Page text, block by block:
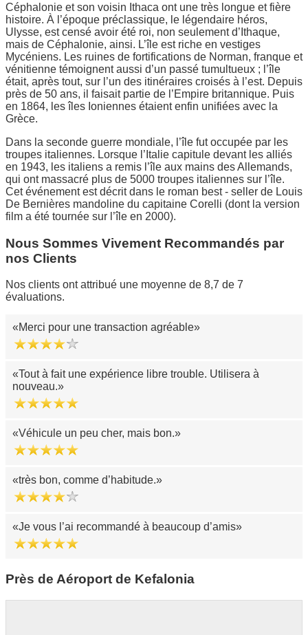
Céphalonie et son voisin Ithaca ont une très longue et fière
histoire. À l’époque préclassique, le légendaire héros,
Ulysse, est censé avoir été roi, non seulement d’Ithaque,
mais de Céphalonie, ainsi. L’île est riche en vestiges
Mycéniens. Les ruines de fortifications de Norman, franque et
vénitienne témoignent aussi d’un passé tumultueux ; l’île
était, après tout, sur l’un des itinéraires croisés à l’est. Depuis
près de 50 ans, il faisait partie de l’Empire britannique. Puis
en 1864, les îles Ioniennes étaient enfin unifiées avec la
Grèce.
Dans la seconde guerre mondiale, l’île fut occupée par les
troupes italiennes. Lorsque l’Italie capitule devant les alliés
en 1943, les italiens a remis l’île aux mains des Allemands,
qui ont massacré plus de 5000 troupes italiennes sur l’île.
Cet événement est décrit dans le roman best - seller de Louis
De Bernières mandoline du capitaine Corelli (dont la version
film a été tournée sur l’île en 2000).
Nous Sommes Vivement Recommandés par
nos Clients
Nos clients ont attribué une moyenne de 8,7 de 7
évaluations.
Merci pour une transaction agréable
Tout à fait une expérience libre trouble. Utilisera à
nouveau.
Véhicule un peu cher, mais bon.
très bon, comme d’habitude.
Je vous l’ai recommandé à beaucoup d’amis
Près de Aéroport de Kefalonia